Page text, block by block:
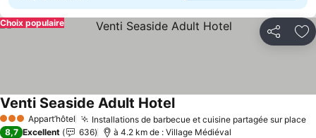
Partager
Choix populaire
3 ÉtoilesAppart’hôtel Installations de barbecue et cuisine partagée sur place
Venti Seaside Adult HotelConsulter les prix
8,7 Excellent 636 à 4.2 km de : Village Médiéval